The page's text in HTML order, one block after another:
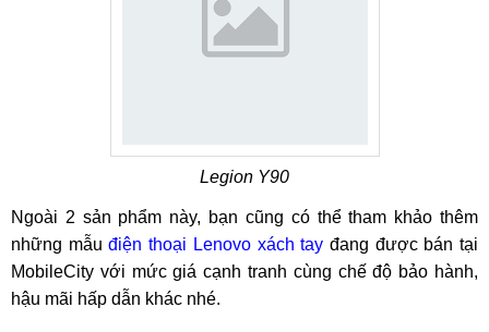
Legion Y90
Ngoài 2 sản phẩm này, bạn cũng có thể tham khảo thêm
những mẫuđiện thoại Lenovo xách tay đang được bán tại
MobileCity với mức giá cạnh tranh cùng chế độ bảo hành,
hậu mãi hấp dẫn khác nhé.